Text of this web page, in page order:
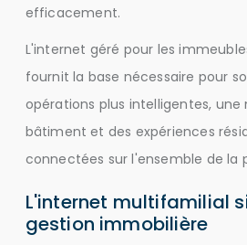
efficacement.
L'internet géré pour les
fournit la base nécessaire pour
opérations plus intelligentes, une
bâtiment et des expériences
connectées sur l'ensemble de la
L'internet multifamilial
gestion immobilière